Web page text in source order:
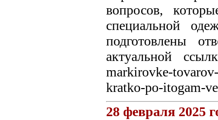
вопросов,
специальной
подготовлены
актуальной
markirovke-
kratko-po-itogam-
28 февраля 2025